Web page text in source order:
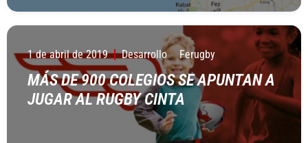
1 de abril de 2019 Desarrollo Ferugby
MÁS DE 900 COLEGIOS SE APUNTAN A
JUGAR AL RUGBY CINTA